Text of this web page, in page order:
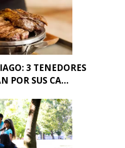
3 TENEDORES
POR SUS CA...